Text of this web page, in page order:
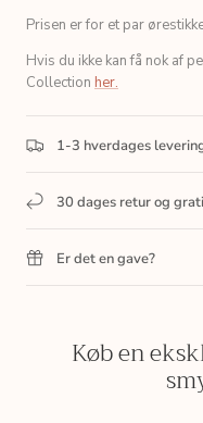
Prisen er for et par
Hvis du ikke kan få nok af
Collection her.
1-3 hverdages
30 dages retur og
Er det en gave?
Køb en